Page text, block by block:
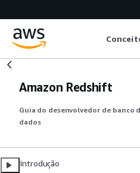
Amazon Redshift
Guia do desenvolvedor de banco
dados
Introdução